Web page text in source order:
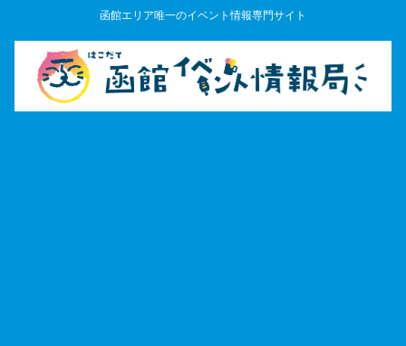
函館エリア唯一のイベント情報専門サイト